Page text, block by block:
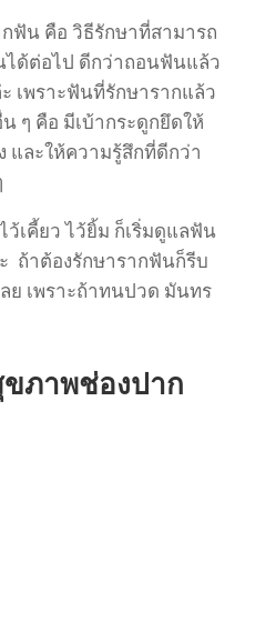
ฟัน คือ วิธีรักษาที่สามารถ
ได้ต่อไป ดีกว่าถอนฟันแล้ว
เพราะฟันที่รักษารากแล้ว
ๆ คือ มีเบ้ากระดูกยึดให้
ละให้ความรู้สึกที่ดีกว่า
เคี้ยว ไว้ยิ้ม ก็เริ่มดูแลฟัน
ถ้าต้องรักษารากฟันก็รีบ
ย เพราะถ้าทนปวด มันทร
ภาพช่องปาก